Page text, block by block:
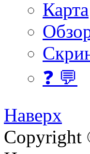
Карта
❓ 💬
Наверх
Copyright